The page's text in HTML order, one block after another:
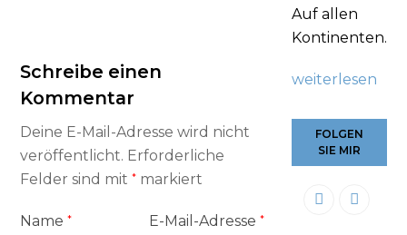
Schreibe einen
Kommentar
Deine E-Mail-Adresse wird nicht
veröffentlicht. Erforderliche
Felder sind mit* markiert
Name* E-Mail-Adresse*
Auf allen
Kontinenten.
weiterlesen
FOLGEN
SIE MIR